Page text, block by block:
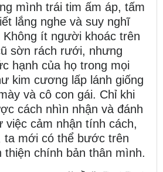
mình trái tim ấm áp, tấm
lắng nghe và suy nghĩ
ít người khoác trên
sờn rách rưới, nhưng
hạnh của họ trong mọi
kim cương lấp lánh giống
và cô con gái. Chỉ khi
cách nhìn nhận và đánh
cảm nhận tính cách,
ta mới có thể bước trên
thiện chính bản thân mình.